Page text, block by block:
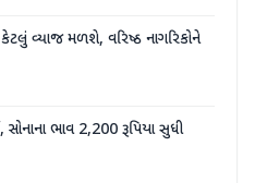
વ્યાજ મળશે, વરિષ્ઠ નાગરિકોને
ભાવ 2,200 રૂપિયા સુધી